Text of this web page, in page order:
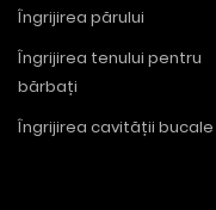
Îngrijirea părului
Îngrijirea tenului pentru
bărbați
Îngrijirea cavității bucale